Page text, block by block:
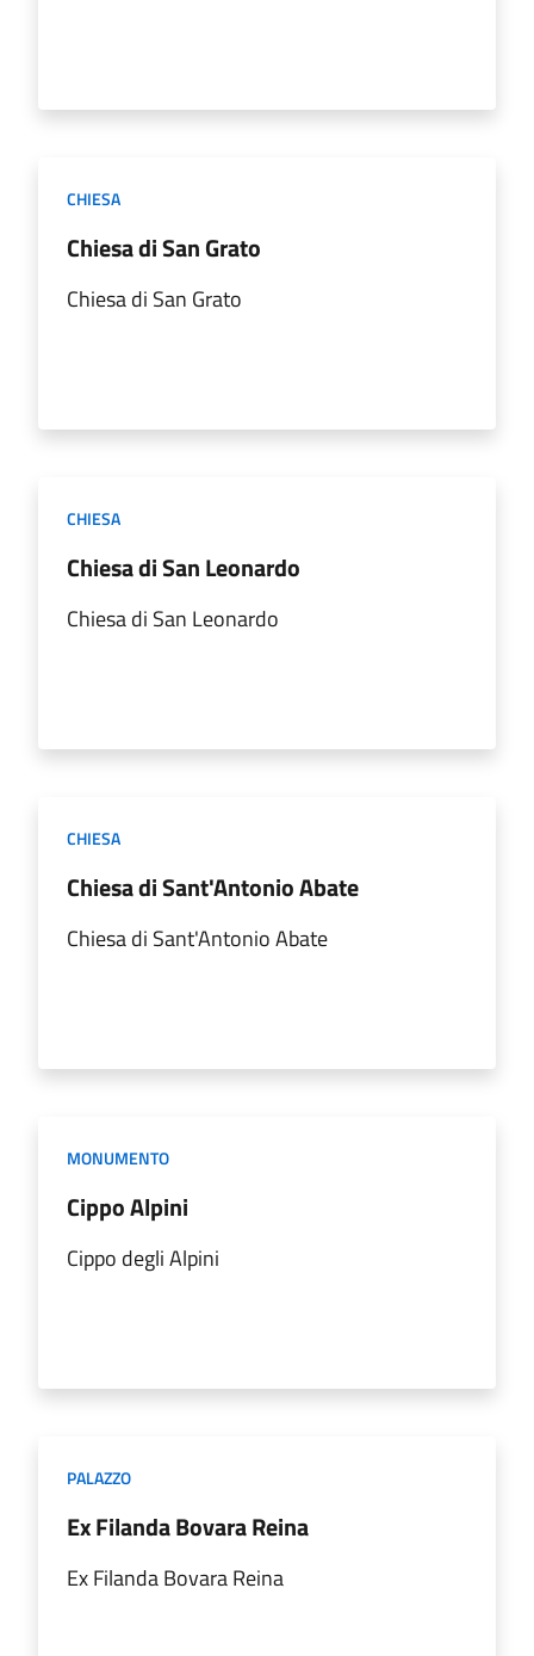
CHIESA
Chiesa di San Grato
Chiesa di San Grato
CHIESA
Chiesa di San Leonardo
Chiesa di San Leonardo
CHIESA
Chiesa di Sant'Antonio Abate
Chiesa di Sant'Antonio Abate
MONUMENTO
Cippo Alpini
Cippo degli Alpini
PALAZZO
Ex Filanda Bovara Reina
Ex Filanda Bovara Reina